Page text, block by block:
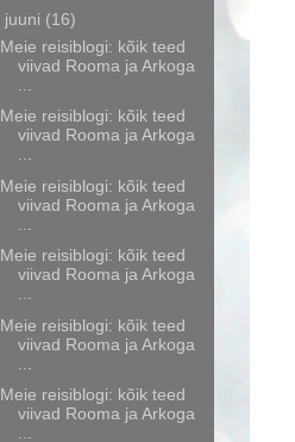
juuni (16)
Meie reisiblogi: kõik teed
viivad Rooma ja Arkoga
Meie reisiblogi: kõik teed
viivad Rooma ja Arkoga
Meie reisiblogi: kõik teed
viivad Rooma ja Arkoga
Meie reisiblogi: kõik teed
viivad Rooma ja Arkoga
Meie reisiblogi: kõik teed
viivad Rooma ja Arkoga
Meie reisiblogi: kõik teed
viivad Rooma ja Arkoga